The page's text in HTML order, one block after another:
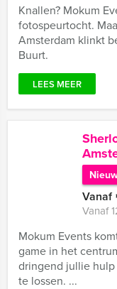
Knallen? Mokum
fotospeurtocht.
Amsterdam klinkt
Buurt.
LEES MEER
Vanaf
Vanaf
Mokum Events
game in het
dringend jullie
te lossen. ...